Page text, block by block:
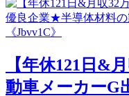
【年休121日&
動車メーカーG